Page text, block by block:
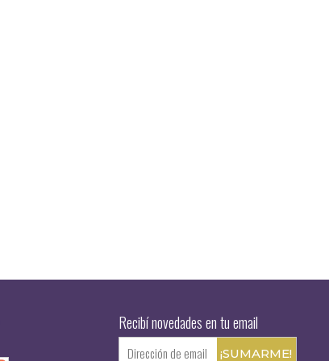
Recibí novedades en tu email